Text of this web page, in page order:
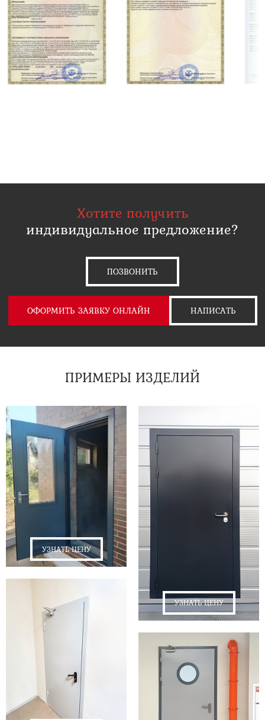
Хотите получить
индивидуальное предложение?
ПОЗВОНИТЬ
ОФОРМИТЬ ЗАЯВКУ ОНЛАЙН НАПИСАТЬ
ПРИМЕРЫ ИЗДЕЛИЙ
УЗНАТЬ ЦЕНУ
УЗНАТЬ ЦЕНУ